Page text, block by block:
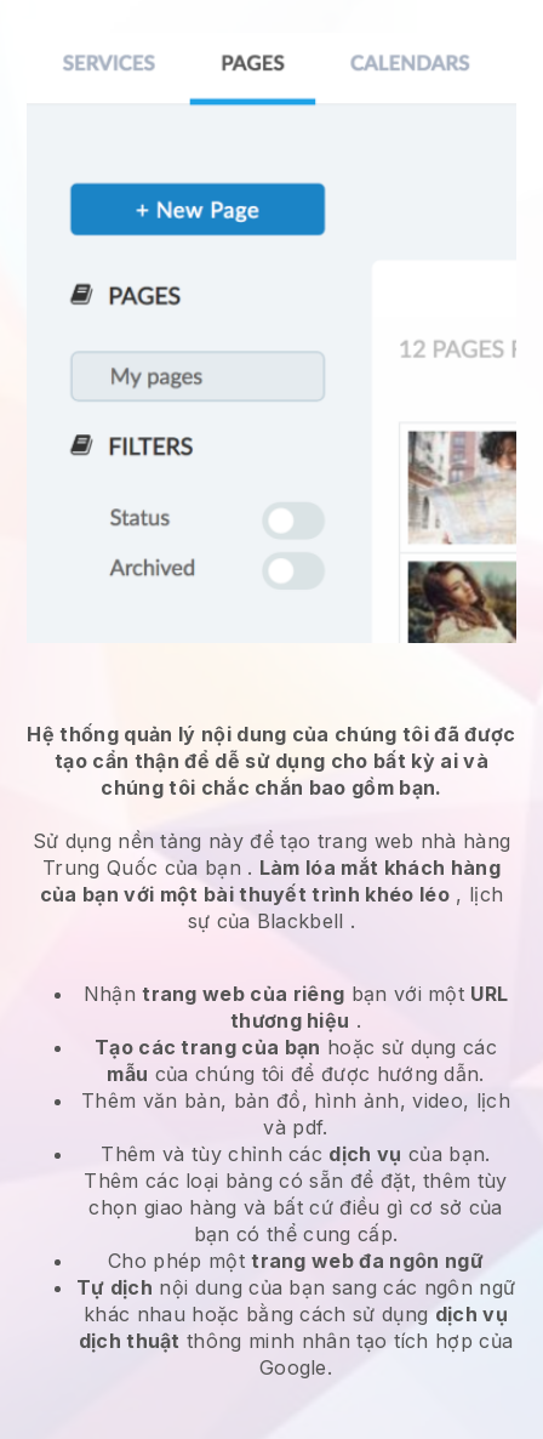
Hệ thống quản lý nội dung của chúng tôi đã được
tạo cẩn thận để dễ sử dụng cho bất kỳ ai và
chúng tôi chắc chắn bao gồm bạn.
Sử dụng nền tảng này để tạo trang web nhà hàng
Trung Quốc của bạn . Làm lóa mắt khách hàng
của bạn với một bài thuyết trình khéo léo, lịch
sự của Blackbell .
Nhậntrang web của riêng bạn với một URL
thương hiệu .
Tạo các trang của bạn hoặc sử dụng các
mẫu của chúng tôi để được hướng dẫn.
Thêm văn bản, bản đồ, hình ảnh, video, lịch
và pdf.
Thêm và tùy chỉnh các dịch vụ của bạn.
Thêm các loại bảng có sẵn để đặt, thêm tùy
chọn giao hàng và bất cứ điều gì cơ sở của
bạn có thể cung cấp.
Cho phép mộttrang web đa ngôn ngữ
Tự dịch nội dung của bạn sang các ngôn ngữ
khác nhau hoặc bằng cách sử dụng dịch vụ
dịch thuật thông minh nhân tạo tích hợp của
Google.